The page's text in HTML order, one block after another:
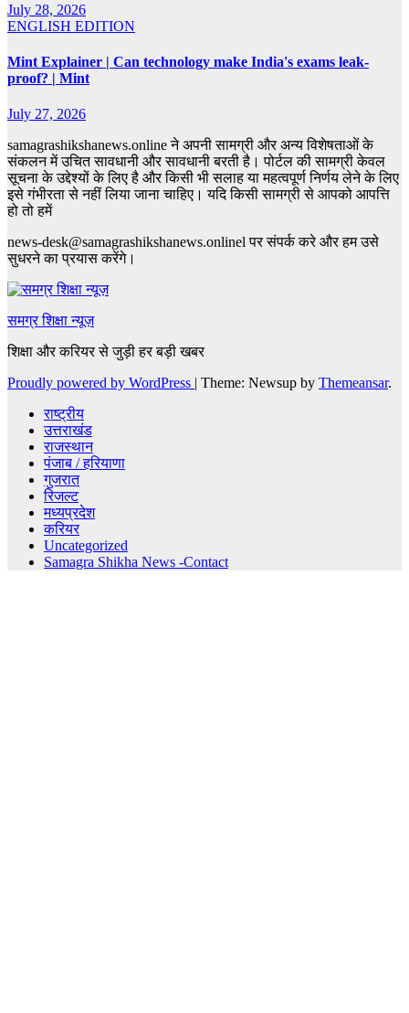
July 28, 2026
ENGLISH EDITION
Mint Explainer | Can technology make India's exams leak-
proof? | Mint
July 27, 2026
samagrashikshanews.online ने अपनी सामग्री और अन्य विशेषताओं के
संकलन में उचित सावधानी और सावधानी बरती है। पोर्टल की सामग्री केवल
सूचना के उद्देश्यों के लिए है और किसी भी सलाह या महत्वपूर्ण निर्णय लेने के लिए
इसे गंभीरता से नहीं लिया जाना चाहिए। यदि किसी सामग्री से आपको आपत्ति
हो तो हमें
news-desk@samagrashikshanews.onlinel पर संपर्क करे और हम उसे
सुधरने का प्रयास करेंगे।
समग्र शिक्षा न्यूज़
शिक्षा और करियर से जुड़ी हर बड़ी खबर
Proudly powered by WordPress | Theme: Newsup by Themeansar.
राष्ट्रीय
उत्तराखंड
राजस्थान
पंजाब / हरियाणा
गुजरात
रिजल्ट
मध्यप्रदेश
करियर
Uncategorized
Samagra Shikha News -Contact